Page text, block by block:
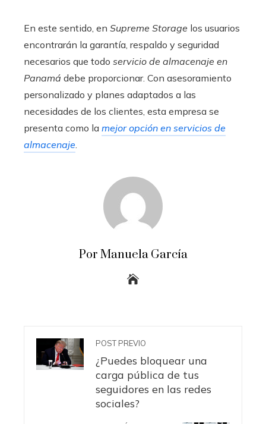
En este sentido, en Supreme Storage los usuarios
encontrarán la garantía, respaldo y seguridad
necesarios que todo servicio de almacenaje en
Panamá debe proporcionar. Con asesoramiento
personalizado y planes adaptados a las
necesidades de los clientes, esta empresa se
presenta como la mejor opción en servicios de
almacenaje
Por Manuela García
POST PREVIO
¿Puedes bloquear una
carga pública de tus
seguidores en las redes
sociales?